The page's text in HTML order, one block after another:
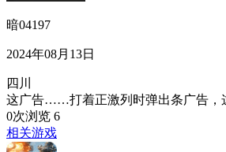
暗04197
2024年08月13日
四川
这广告……打着正激列时弹出条广告，
0次浏览 6
相关游戏